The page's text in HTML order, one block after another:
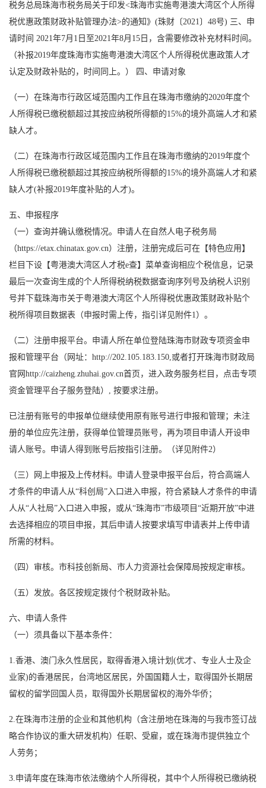
税务总局珠海市税务局关于印发<珠海市实施粤港澳大湾区个人所得
税优惠政策财政补贴管理办法>的通知》(珠财〔2021〕48号) 三、申
请时间 2021年7月1日至2021年8月15日，含需要修改补充材料时间。
（补报2019年度珠海市实施粤港澳大湾区个人所得税优惠政策人才
认定及财政补贴的，时间同上。） 四、申请对象
（一）在珠海市行政区域范围内工作且在珠海市缴纳的2020年度个
人所得税已缴税额超过其按应纳税所得额的15%的境外高端人才和紧
缺人才。
（二）在珠海市行政区域范围内工作且在珠海市缴纳的2019年度个
人所得税已缴税额超过其按应纳税所得额的15%的境外高端人才和紧
缺人才(补报2019年度补贴的人才)。
五、申报程序
（一）查询并确认缴税情况。申请人在自然人电子税务局
（https://etax.chinatax.gov.cn）注册，注册完成后可在【特色应用】
栏目下设【粤港澳大湾区人才税e查】菜单查询相应个税信息，记录
最后一次查询生成的个人所得税纳税数据查询序列号及纳税人识别
号并下载珠海市关于粤港澳大湾区个人所得税优惠政策财政补贴个
税所得项目数据表（申报时需上传，指引详见附件1）。
（二）注册申报平台。申请人所在单位登陆珠海市财政专项资金申
报和管理平台（网址：http://202.105.183.150,或者打开珠海市财政局
官网http://caizheng.zhuhai.gov.cn首页，进入政务服务栏目，点击专项
资金管理平台子服务登陆）, 按要求注册。
已注册有账号的申报单位继续使用原有账号进行申报和管理；未注
册的单位应先注册，获得单位管理员账号，再为项目申请人开设申
请人账号。申请人得到账号后按指引注册。（详见附件2）
（三）网上申报及上传材料。申请人登录申报平台后，符合高端人
才条件的申请人从“科创局”入口进入申报，符合紧缺人才条件的申请
人从“人社局”入口进入申报，或从“珠海市”市级项目“近期开放”中进
去选择相应的项目申报，其后申请人按要求填写申请表并上传申请
所需的材料。
（四）审核。市科技创新局、市人力资源社会保障局按规定审核。
（五）发放。各区按规定拨付个税财政补贴。
六、申请人条件
（一）须具备以下基本条件：
1.香港、澳门永久性居民，取得香港入境计划(优才、专业人士及企
业家)的香港居民，台湾地区居民，外国国籍人士，取得国外长期居
留权的留学回国人员，取得国外长期居留权的海外华侨；
2.在珠海市注册的企业和其他机构（含注册地在珠海的与我市签订战
略合作协议的重大研发机构）任职、受雇，或在珠海市提供独立个
人劳务；
3.申请年度在珠海市依法缴纳个人所得税，其中个人所得税已缴纳税